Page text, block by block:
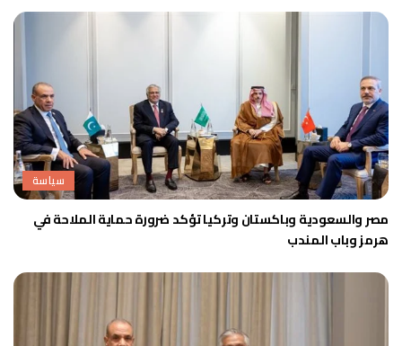
سياسة
مصر والسعودية وباكستان وتركيا تؤكد ضرورة حماية الملاحة في
هرمز وباب المندب